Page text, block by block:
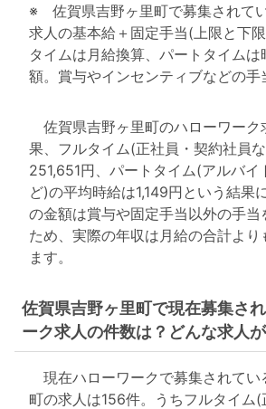
※ 佐賀県吉野ヶ里町で募集されて
求人の基本給＋固定手当(上限と下
タイムは月給換算、パートタイム
額。賞与やインセンティブなどの手
佐賀県吉野ヶ里町のハローワーク
果、フルタイム(正社員・契約社員
251,651円、パートタイム(アルバイ
ど)の平均時給は1,149円という結果
の金額は賞与や固定手当以外の手
ため、実際の年収は月給の合計より
ます。
佐賀県吉野ヶ里町で現在募集さ
ーク求人の件数は？どんな求人
現在ハローワークで募集されてい
町の求人は156件。うちフルタイム